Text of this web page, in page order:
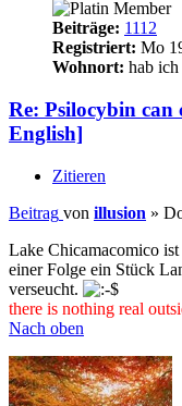
Beiträge: 1112
Registriert: Mo
Wohnort: hab ich
Re: Psilocybin
English]
Zitieren
Beitrag von illusion »
Lake Chicamacomico
einer Folge ein Stück
verseucht.
there is nothing real
Nach oben